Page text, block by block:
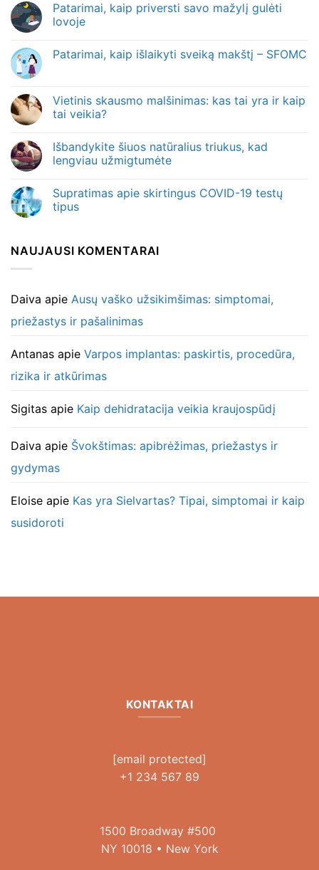
Patarimai, kaip priversti savo mažylį gulėti
lovoje
Patarimai, kaip išlaikyti sveiką makštį – SFOMC
Vietinis skausmo malšinimas: kas tai yra ir kaip
tai veikia?
Išbandykite šiuos natūralius triukus, kad
lengviau užmigtumėte
Supratimas apie skirtingus COVID-19 testų
tipus
NAUJAUSI KOMENTARAI
Daiva apie Ausų vaško užsikimšimas: simptomai,
priežastys ir pašalinimas
Antanas apie Varpos implantas: paskirtis, procedūra,
rizika ir atkūrimas
Sigitas apie Kaip dehidratacija veikia kraujospūdį
Daiva apie Švokštimas: apibrėžimas, priežastys ir
gydymas
Eloise apie Kas yra Sielvartas? Tipai, simptomai ir kaip
susidoroti
KONTAKTAI
[email protected]
+1 234 567 89
1500 Broadway #500
NY 10018 • New York